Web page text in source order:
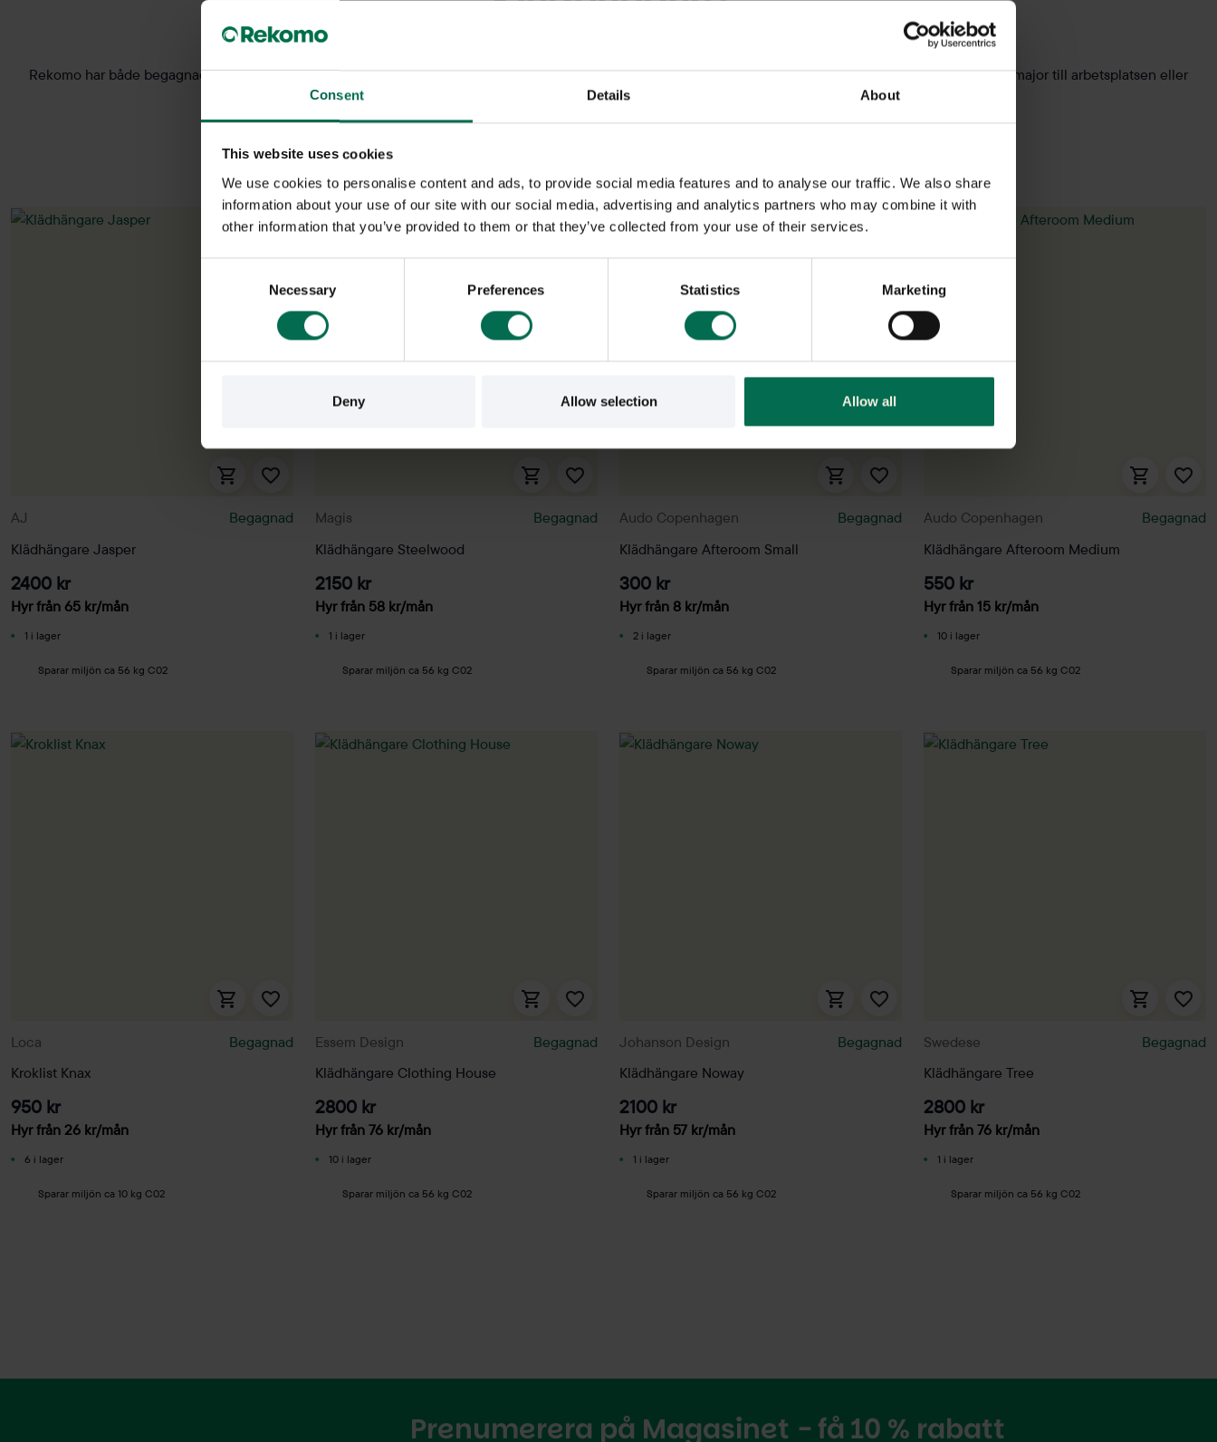
Consent Details About
This website uses cookies
We use cookies to personalise content and ads, to provide social media features and to analyse our traffic. We also share
information about your use of our site with our social media, advertising and analytics partners who may combine it with
other information that you’ve provided to them or that they’ve collected from your use of their services.
Necessary Preferences Statistics Marketing
Deny Allow selection Allow all
Rekomo har både begagnade och nya klädhängare från kända varumärken som HAY, Muuto, Swedese, Kinnarps, IKEA med flera. Oavsett om det är en tamburmajor till arbetsplatsen eller
klädkrokar till ditt hem så har du hittat rätt.
AJ
Begagnad
Klädhängare Jasper
2400 kr
Hyr från 65 kr/mån
1 i lager
Sparar miljön ca 56 kg C02
Magis
Begagnad
Klädhängare Steelwood
2150 kr
Hyr från 58 kr/mån
1 i lager
Sparar miljön ca 56 kg C02
Audo Copenhagen
Begagnad
Klädhängare Afteroom Small
300 kr
Hyr från 8 kr/mån
2 i lager
Sparar miljön ca 56 kg C02
Audo Copenhagen
Begagnad
Klädhängare Afteroom Medium
550 kr
Hyr från 15 kr/mån
10 i lager
Sparar miljön ca 56 kg C02
Loca
Begagnad
Kroklist Knax
950 kr
Hyr från 26 kr/mån
6 i lager
Sparar miljön ca 10 kg C02
Essem Design
Begagnad
Klädhängare Clothing House
2800 kr
Hyr från 76 kr/mån
10 i lager
Sparar miljön ca 56 kg C02
Johanson Design
Begagnad
Klädhängare Noway
2100 kr
Hyr från 57 kr/mån
1 i lager
Sparar miljön ca 56 kg C02
Swedese
Begagnad
Klädhängare Tree
2800 kr
Hyr från 76 kr/mån
1 i lager
Sparar miljön ca 56 kg C02
Prenumerera på Magasinet - få 10 % rabatt